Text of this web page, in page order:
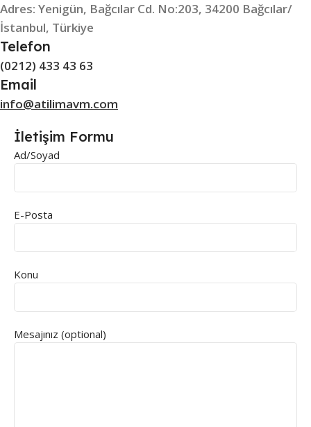
Adres: Yenigün, Bağcılar Cd. No:203, 34200 Bağcılar/
İstanbul, Türkiye
Telefon
(0212) 433 43 63
Email
info@atilimavm.com
İletişim Formu
Ad/Soyad
E-Posta
Konu
Mesajınız (optional)